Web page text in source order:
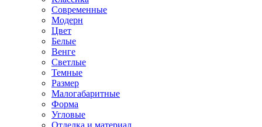
Современные
Модерн
Цвет
Белые
Венге
Светлые
Темные
Размер
Малогабаритные
Форма
Угловые
Отделка и материал